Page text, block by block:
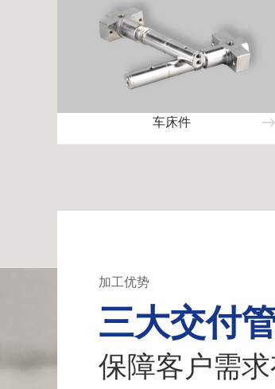
车床件
加工优势
三大交付
保障客户需